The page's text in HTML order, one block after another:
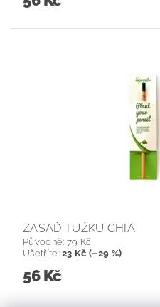
ZASAĎ TUŽKU CHIA
Původně: 79 Kč
Ušetříte:23 Kč (–29 %)
56 Kč